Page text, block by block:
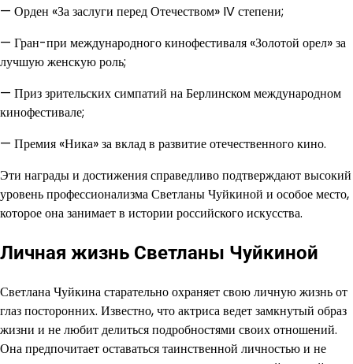
— Орден «За заслуги перед Отечеством» IV степени;
— Гран-при международного кинофестиваля «Золотой орел» за
лучшую женскую роль;
— Приз зрительских симпатий на Берлинском международном
кинофестивале;
— Премия «Ника» за вклад в развитие отечественного кино.
Эти награды и достижения справедливо подтверждают высокий
уровень профессионализма Светланы Чуйкиной и особое место,
которое она занимает в истории российского искусства.
Личная жизнь Светланы Чуйкиной
Светлана Чуйкина старательно охраняет свою личную жизнь от
глаз посторонних. Известно, что актриса ведет замкнутый образ
жизни и не любит делиться подробностями своих отношений.
Она предпочитает оставаться таинственной личностью и не